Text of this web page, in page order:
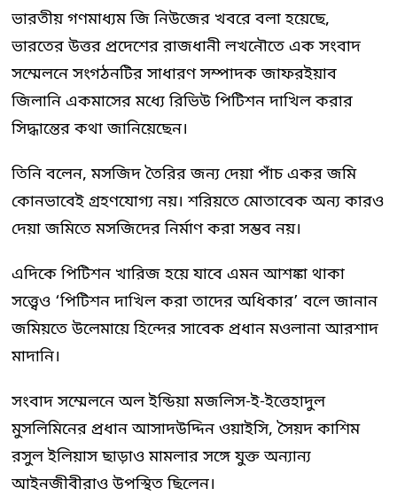
ভারতীয় গণমাধ্যম জি নিউজের খবরে বলা হয়েছে,
ভারতের উত্তর প্রদেশের রাজধানী লখনৌতে এক সংবাদ
সম্মেলনে সংগঠনটির সাধারণ সম্পাদক জাফরইয়াব
জিলানি একমাসের মধ্যে রিভিউ পিটিশন দাখিল করার
সিদ্ধান্তের কথা জানিয়েছেন।
তিনি বলেন, মসজিদ তৈরির জন্য দেয়া পাঁচ একর জমি
কোনভাবেই গ্রহণযোগ্য নয়। শরিয়তে মোতাবেক অন্য কারও
দেয়া জমিতে মসজিদের নির্মাণ করা সম্ভব নয়।
এদিকে পিটিশন খারিজ হয়ে যাবে এমন আশঙ্কা থাকা
সত্ত্বেও ‘পিটিশন দাখিল করা তাদের অধিকার’ বলে জানান
জমিয়তে উলেমায়ে হিন্দের সাবেক প্রধান মওলানা আরশাদ
মাদানি।
সংবাদ সম্মেলনে অল ইন্ডিয়া মজলিস-ই-ইত্তেহাদুল
মুসলিমিনের প্রধান আসাদউদ্দিন ওয়াইসি, সৈয়দ কাশিম
রসুল ইলিয়াস ছাড়াও মামলার সঙ্গে যুক্ত অন্যান্য
আইনজীবীরাও উপস্থিত ছিলেন।